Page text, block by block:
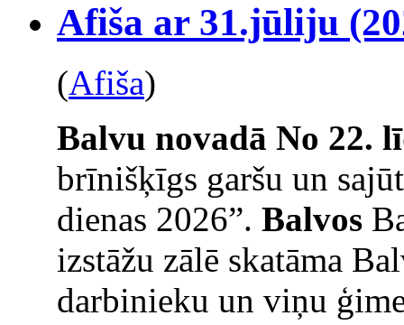
Afiša ar 31.jūliju
(Afiša)
Balvu novadā No 22.
brīnišķīgs garšu un
dienas 2026”. Balvos
izstāžu zālē skatāma
darbinieku un viņu